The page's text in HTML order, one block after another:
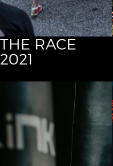
THE RACE
2021